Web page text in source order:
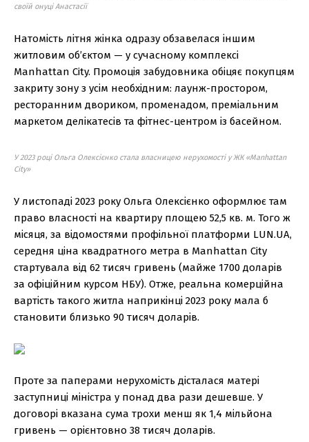
своїй онуці Анастасії
Натомість літня жінка одразу обзавелася іншим
житловим об’єктом — у сучасному комплексі
Manhattan City. Промоція забудовника обіцяє покупцям
закриту зону з усім необхідним: лаунж-простором,
ресторанним двориком, променадом, преміальним
маркетом делікатесів та фітнес-центром із басейном.
У 2023 році Ольга Олексієнко стала власницею нерухомості у ЖК «Manhattan
City»
У листопаді 2023 року Ольга Олексієнко оформлює там
право власності на квартиру площею 52,5 кв. м. Того ж
місяця, за відомостями профільної платформи LUN.UA,
середня ціна квадратного метра в Manhattan City
стартувала від 62 тисяч гривень (майже 1700 доларів
за офіційним курсом НБУ). Отже, реальна комерційна
вартість такого житла наприкінці 2023 року мала б
становити близько 90 тисяч доларів.
Проте за паперами нерухомість дісталася матері
заступниці міністра у понад два рази дешевше. У
договорі вказана сума трохи менш як 1,4 мільйона
гривень — орієнтовно 38 тисяч доларів.